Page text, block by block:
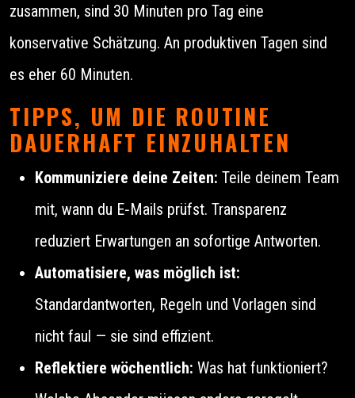
zusammen, sind 30 Minuten pro Tag eine
konservative Schätzung. An produktiven Tagen sind
es eher 60 Minuten.
TIPPS, UM DIE ROUTINE
DAUERHAFT EINZUHALTEN
Kommuniziere deine Zeiten: Teile deinem Team
mit, wann du E‑Mails prüfst. Transparenz
reduziert Erwartungen an sofortige Antworten.
Automatisiere, was möglich ist:
Standardantworten, Regeln und Vorlagen sind
nicht faul — sie sind effizient.
Reflektiere wöchentlich: Was hat funktioniert?